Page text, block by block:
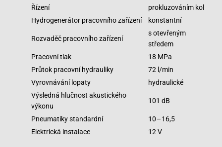
Řízení
prokluzováním kol
Hydrogenerátor pracovního zařízení
konstantní
Rozvaděč pracovního zařízení
s otevřeným
středem
Pracovní tlak
18 MPa
Průtok pracovní hydrauliky
72 l/min
Vyrovnávání lopaty
hydraulické
Výsledná hlučnost akustického
výkonu
101 dB
Pneumatiky standardní
10 – 16,5
Elektrická instalace
12 V